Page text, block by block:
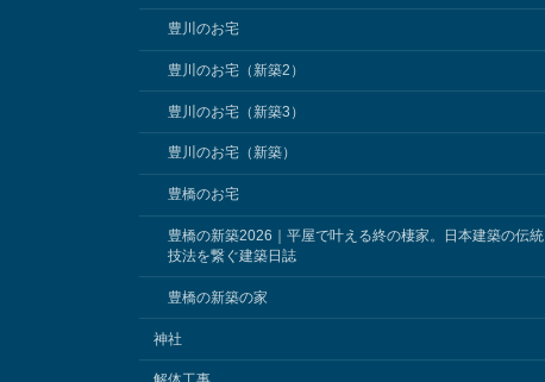
豊川のお宅
豊川のお宅（新築2）
豊川のお宅（新築3）
豊川のお宅（新築）
豊橋のお宅
豊橋の新築2026｜平屋で叶える終の棲家。日本建築の伝統
技法を繋ぐ建築日誌
豊橋の新築の家
神社